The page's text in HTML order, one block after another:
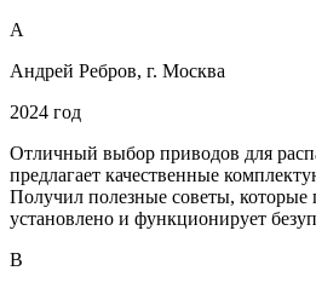
А
Андрей Ребров, г. Москва
2024 год
Отличный выбор приводов для
предлагает качественные
Получил полезные советы,
установлено и функционирует
В